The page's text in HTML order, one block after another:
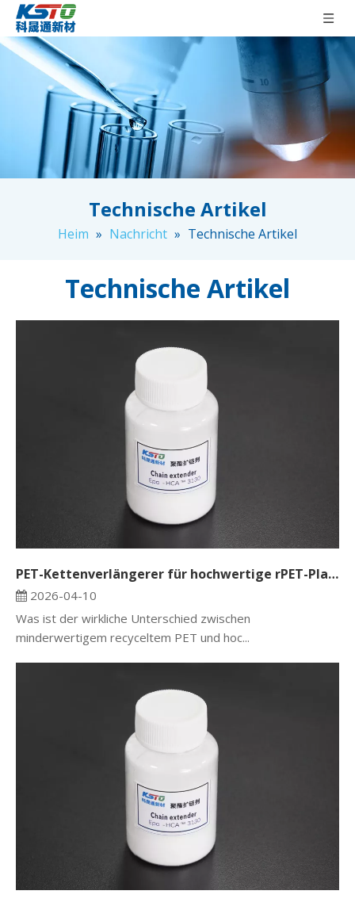
Technische Artikel
Heim » Nachricht » Technische Artikel
Technische Artikel
PET-Kettenverlängerer für hochwertige rPET-Platten und -Folien: Steigerung der Festigkeit und Verarbeitbarkeit
2026-04-10
Was ist der wirkliche Unterschied zwischen
minderwertigem recyceltem PET und hoc...